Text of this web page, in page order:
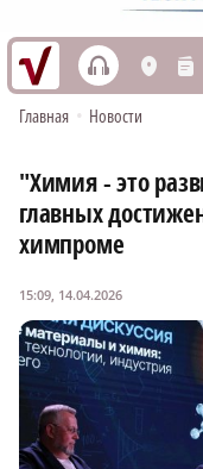
h L n
Главная • Новости
"Химия - это
главных
химпроме
15:09, 14.04.2026